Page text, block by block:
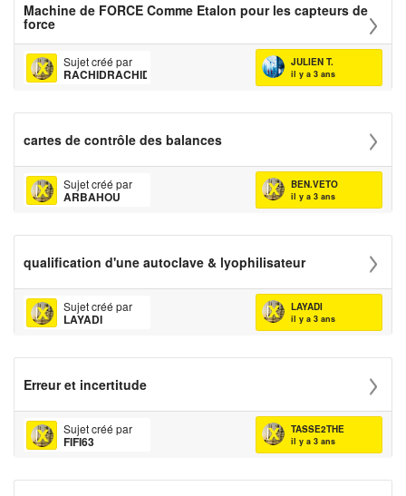
Machine de FORCE Comme Etalon pour les capteurs de
force
Sujet créé par
RACHIDRACHID
JULIEN T.
il y a 3 ans
cartes de contrôle des balances
Sujet créé par
ARBAHOU
BEN.VETO
il y a 3 ans
qualification d'une autoclave & lyophilisateur
Sujet créé par
LAYADI
LAYADI
il y a 3 ans
Erreur et incertitude
Sujet créé par
FIFI63
TASSE2THE
il y a 3 ans